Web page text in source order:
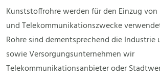
Kunststoffrohre werden für den Einzug von
und Telekommunikationszwecke
Rohre sind dementsprechend die Industrie
sowie Versorgungsunternehmen wir
Telekommunikationsanbieter oder